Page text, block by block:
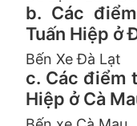
b. Các
Tuấn Hiệp ở
Bến Xe Đà Lạt
c. Các điểm
Hiệp ở Cà